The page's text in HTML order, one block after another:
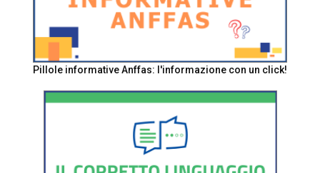
Pillole informative Anffas: l'informazione con un click!